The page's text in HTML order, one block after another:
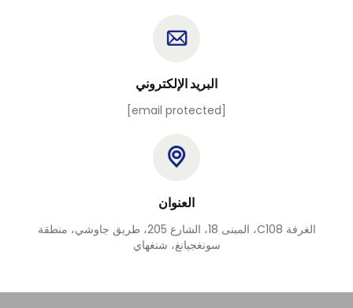
البريد الإلكتروني
[email protected]
العنوان
الغرفة C108، المبنى 18، الشارع 205، طريق جاوشي، منطقة
سونغجيانغ، شنغهاي